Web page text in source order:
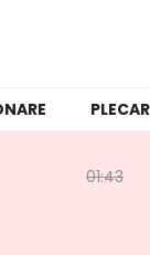
01:43